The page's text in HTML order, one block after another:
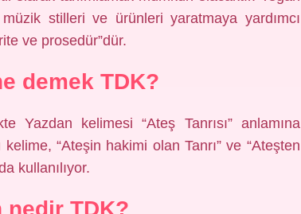
stilleri ve ürünleri yaratmaya yardımcı
ve prosedür”dür.
demek TDK?
Yazdan kelimesi “Ateş Tanrısı” anlamına
“Ateşin hakimi olan Tanrı” ve “Ateşten
kullanılıyor.
nedir TDK?